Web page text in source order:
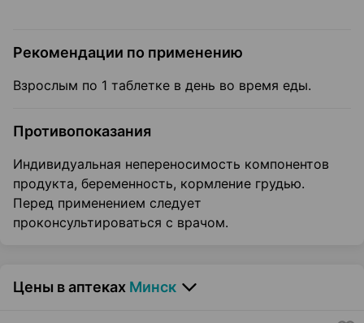
Рекомендации по применению
Взрослым по 1 таблетке в день во время еды.
Противопоказания
Индивидуальная непереносимость компонентов
продукта, беременность, кормление грудью.
Перед применением следует
проконсультироваться с врачом.
Цены в аптеках Минск